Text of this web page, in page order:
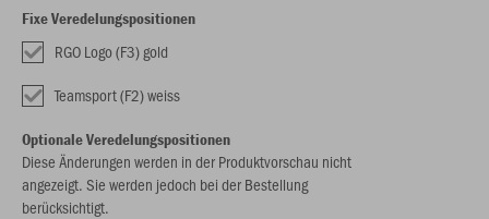
Fixe Veredelungspositionen
RGO Logo (F3) gold
Teamsport (F2) weiss
Optionale Veredelungspositionen
Diese Änderungen werden in der Produktvorschau nicht
angezeigt. Sie werden jedoch bei der Bestellung
berücksichtigt.